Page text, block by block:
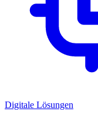
Digitale Lösungen